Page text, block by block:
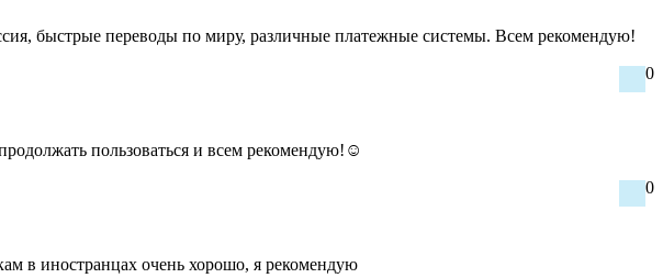
быстрые переводы по миру, различные платежные системы. Всем рекомендую!
0
пользоваться и всем рекомендую!☺
0
в иностранцах очень хорошо, я рекомендую